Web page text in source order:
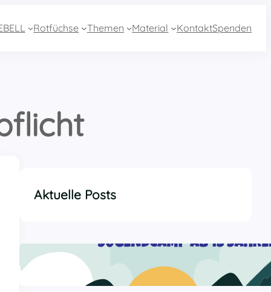
Rotfüchse Themen Material KontaktSpenden
Aktuelle Posts
Anreise zur 2. Woche Sommercamp aus
Essen mit dem Zug
27 Juli, 2026